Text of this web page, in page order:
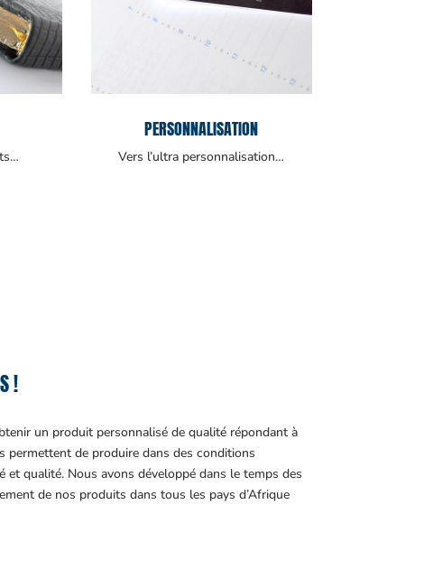
PERSONNALISATION
Vers l’ultra personnalisation…
!
un produit personnalisé de qualité répondant à
permettent de produire dans des conditions
et qualité. Nous avons développé dans le temps des
de nos produits dans tous les pays d’Afrique